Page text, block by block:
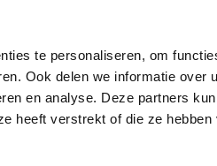
te personaliseren, om
Ook delen we informatie over
en analyse. Deze partners
heeft verstrekt of die ze